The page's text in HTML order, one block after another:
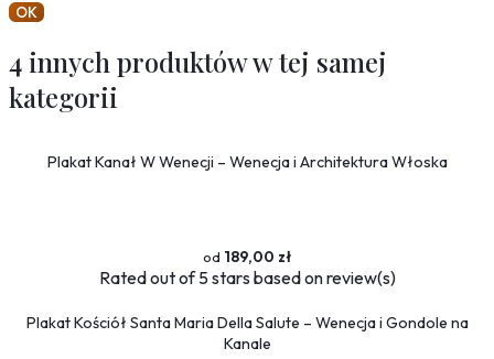
OK
4 innych produktów w tej samej
kategorii
Plakat Kanał W Wenecji – Wenecja i Architektura Włoska
189,00 zł
Ratedout of 5 stars based onreview(s)
Plakat Kościół Santa Maria Della Salute – Wenecja i Gondole na
Kanale